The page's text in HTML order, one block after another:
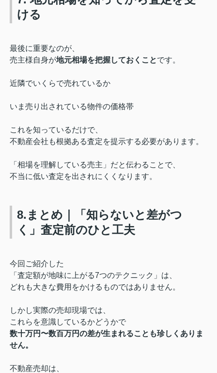
ける
最後に重要なのが、
売主様自身が地元相場を把握しておくことです。
近隣でいくらで売れているか
いま売り出されている物件の価格帯
これを知っているだけで、
不動産会社も根拠ある査定を提示する必要があります。
「相場を理解している売主」だと伝わることで、
不当に低い査定を出されにくくなります。
8.まとめ｜「知らないと差がつ
く」査定前のひと工夫
今回ご紹介した
「査定額が地味に上がる7つのテクニック」は、
どれも大きな費用をかけるものではありません。
しかし実際の売却現場では、
これらを意識しているかどうかで
数十万円〜数百万円の差が生まれることも珍しくありま
せん。
不動産売却は、